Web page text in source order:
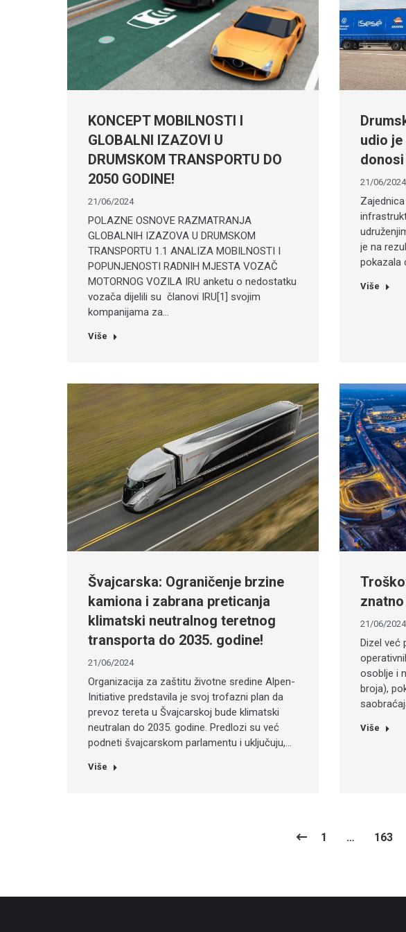
KONCEPT MOBILNOSTI I
GLOBALNI IZAZOVI U
DRUMSKOM TRANSPORTU DO
2050 GODINE!
21/06/2024
POLAZNE OSNOVE RAZMATRANJA
GLOBALNIH IZAZOVA U DRUMSKOM
TRANSPORTU 1.1 ANALIZA MOBILNOSTI I
POPUNJENOSTI RADNIH MJESTA VOZAČ
MOTORNOG VOZILA IRU anketu o nedostatku
vozača dijelili su članovi IRU[1] svojim
kompanijama za…
Više
udio je
21/06/2024
je na
pokazala
Više
Švajcarska: Ograničenje brzine
kamiona i zabrana preticanja
klimatski neutralnog teretnog
transporta do 2035. godine!
21/06/2024
Organizacija za zaštitu životne sredine Alpen-
Initiative predstavila je svoj trofazni plan da
prevoz tereta u Švajcarskoj bude klimatski
neutralan do 2035. godine. Predlozi su već
podneti švajcarskom parlamentu i uključuju,…
Više
21/06/2024
Dizel već
osoblje i
broja),
Više
1 … 163